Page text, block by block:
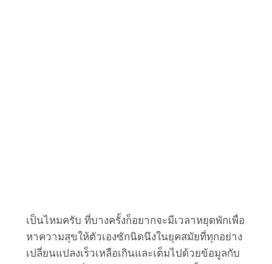
เป็นไหมครับ ที่บางครั้งก็อยากจะมีเวลาหยุดพักเพื่อ
หาความสุขให้ตัวเองซักนิดนึงในยุคสมัยที่ทุกอย่าง
เปลี่ยนแปลงเร็วเหลือเกินและเต็มไปด้วยข้อมูลกับ